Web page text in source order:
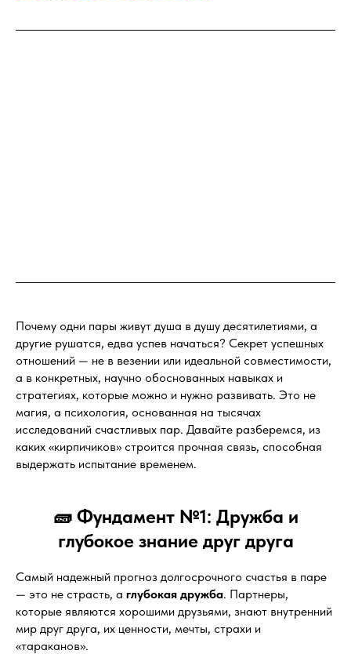
Почему одни пары живут душа в душу десятилетиями, а
другие рушатся, едва успев начаться? Секрет успешных
отношений — не в везении или идеальной совместимости,
а в конкретных, научно обоснованных навыках и
стратегиях, которые можно и нужно развивать. Это не
магия, а психология, основанная на тысячах
исследований счастливых пар. Давайте разберемся, из
каких «кирпичиков» строится прочная связь, способная
выдержать испытание временем.
🧱 Фундамент №1: Дружба и
глубокое знание друг друга
Самый надежный прогноз долгосрочного счастья в паре
— это не страсть, а глубокая дружба. Партнеры,
которые являются хорошими друзьями, знают внутренний
мир друг друга, их ценности, мечты, страхи и
«тараканов».